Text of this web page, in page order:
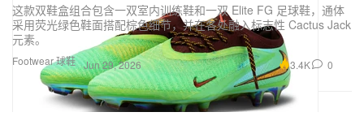
Footwear 球鞋
这款双鞋盒组合包含一双室内训练鞋和一双 Elite FG 足球鞋，通体
采用荧光绿色鞋面搭配棕色细节，并在各处融入标志性 Cactus Jack
元素。
Jun 29, 2026 3.4K 0